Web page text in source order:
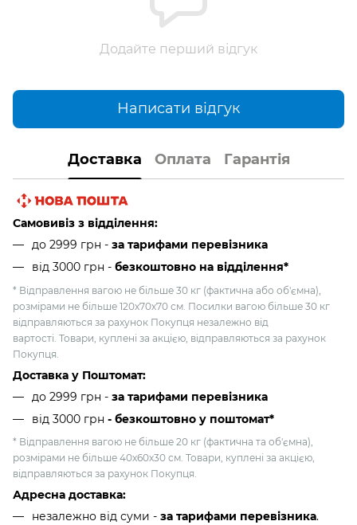
Додайте перший відгук
Написати відгук
Доставка Оплата Гарантія
Самовивіз з відділення:
до 2999 грн - за тарифами перевізника
від 3000 грн - безкоштовно на відділення*
* Відправлення вагою не більше 30 кг (фактична або об'ємна),
розмірами не більше 120х70х70 см. Посилки вагою більше 30 кг
відправляються за рахунок Покупця незалежно від
вартості. Товари, куплені за акцією, відправляються за рахунок
Покупця.
Доставка у Поштомат:
до 2999 грн - за тарифами перевізника
від 3000 грн - безкоштовно у поштомат*
* Відправлення вагою не більше 20 кг (фактична та об'ємна),
розмірами не більше 40х60х30 см. Товари, куплені за акцією,
відправляються за рахунок Покупця.
Адресна доставка:
незалежно від суми - за тарифами перевізника.